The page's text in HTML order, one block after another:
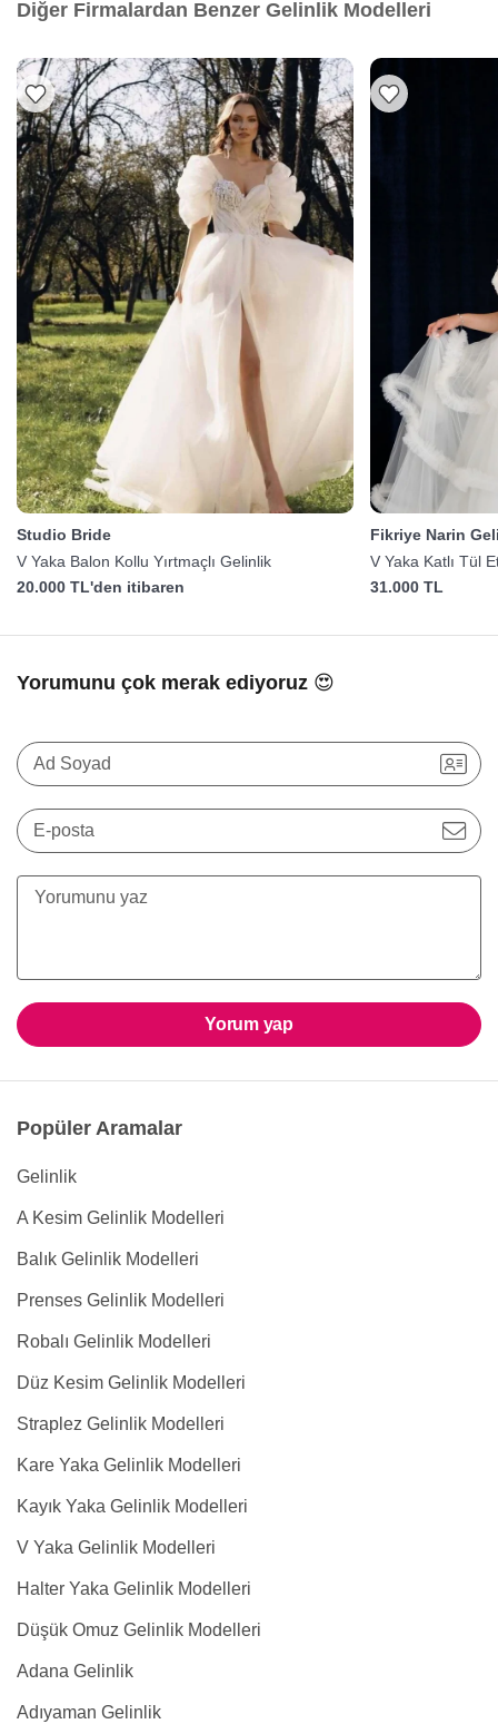
Diğer Firmalardan Benzer Gelinlik Modelleri
Studio Bride
V Yaka Balon Kollu Yırtmaçlı Gelinlik
20.000 TL'den itibaren
Fikriye Narin
V Yaka Katlı Tül
31.000 TL
Yorumunu çok merak ediyoruz 😍
Ad Soyad
E-posta
Yorum yap
Popüler Aramalar
Gelinlik
A Kesim Gelinlik Modelleri
Balık Gelinlik Modelleri
Prenses Gelinlik Modelleri
Robalı Gelinlik Modelleri
Düz Kesim Gelinlik Modelleri
Straplez Gelinlik Modelleri
Kare Yaka Gelinlik Modelleri
Kayık Yaka Gelinlik Modelleri
V Yaka Gelinlik Modelleri
Halter Yaka Gelinlik Modelleri
Düşük Omuz Gelinlik Modelleri
Adana Gelinlik
Adıyaman Gelinlik